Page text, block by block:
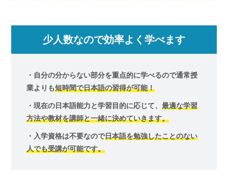
少人数なので効率よく学べます
・自分の分からない部分を重点的に学べるので通常授
業よりも短時間で日本語の習得が可能！
・現在の日本語能力と学習目的に応じて、最適な学習
方法や教材を講師と一緒に決めていきます。
・入学資格は不要なので日本語を勉強したことのない
人でも受講が可能です。